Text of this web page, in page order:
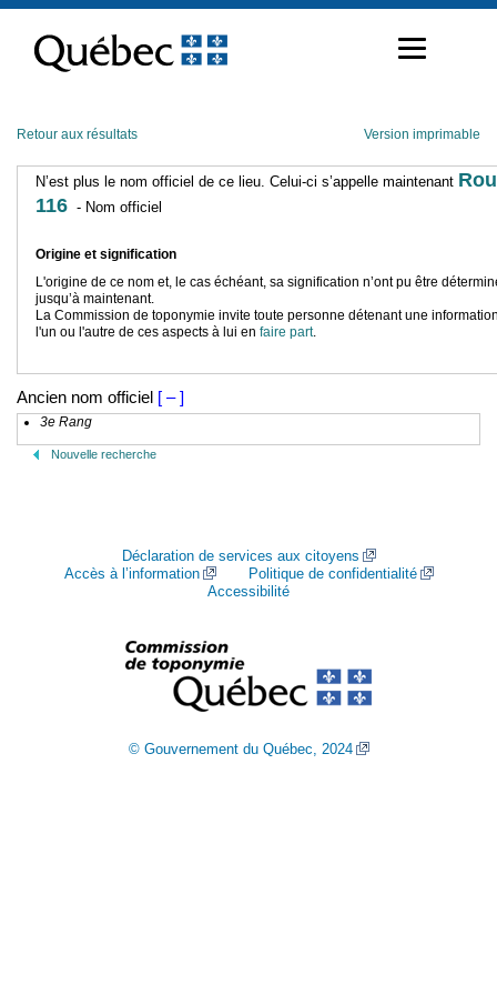
contenu
Retour aux résultats Version imprimable
N’est plus le nom officiel de ce lieu. Celui-ci s’appelle maintenant
116 - Nom officiel
Origine et signification
L'origine de ce nom et, le cas échéant, sa signification n’ont pu être
jusqu’à maintenant.
La Commission de toponymie invite toute personne détenant une
l'un ou l'autre de ces aspects à lui en faire part.
Ancien nom officiel [ – ]
3e Rang
Nouvelle recherche
Déclaration de services aux citoyens
Accès à l’information
Politique de confidentialité
Accessibilité
© Gouvernement du Québec, 2024